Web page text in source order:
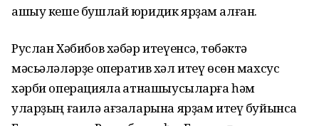
ашыу кеше бушлай юридик ярҙам алған.
Руслан Хәбибов хәбәр итеүенсә, төбәктә
мәсьәләләрҙе оператив хәл итеү өсөн махсус
хәрби операцияла ҡатнашыусыларға һәм
уларҙың ғаилә ағзаларына ярҙам итеү буйынса